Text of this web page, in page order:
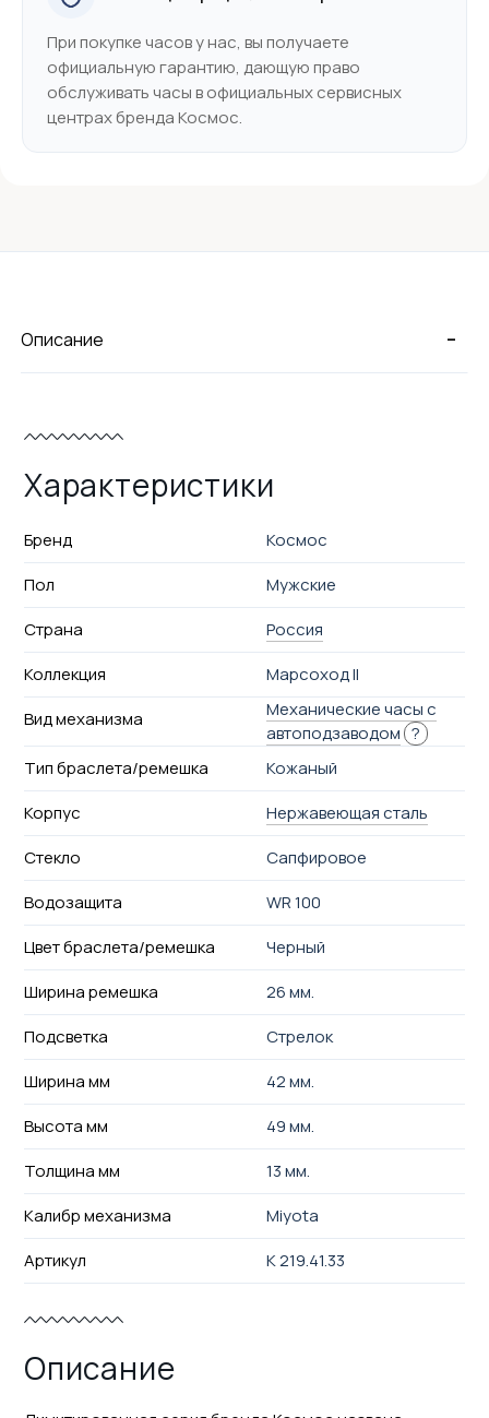
При покупке часов у нас, вы получаете
официальную гарантию, дающую право
обслуживать часы в официальных сервисных
центрах бренда Космос.
-
Описание
Характеристики
Бренд
Космос
Пол
Мужские
Страна
Россия
Коллекция
Марсоход II
Вид механизма
Механические часы с
автоподзаводом ?
Тип браслета/ремешка
Кожаный
Корпус
Нержавеющая сталь
Стекло
Сапфировое
Водозащита
WR 100
Цвет браслета/ремешка
Черный
Ширина ремешка
26 мм.
Подсветка
Стрелок
Ширина мм
42 мм.
Высота мм
49 мм.
Толщина мм
13 мм.
Калибр механизма
Miyota
Артикул
K 219.41.33
Описание